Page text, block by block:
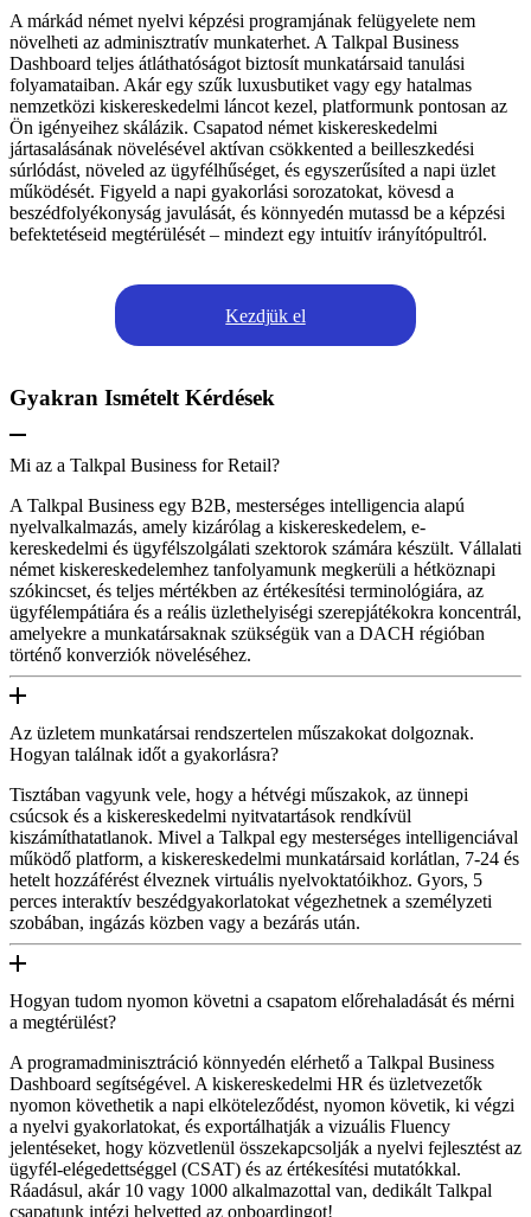
A márkád német nyelvi képzési programjának felügyelete nem
növelheti az adminisztratív munkaterhet. A Talkpal Business
Dashboard teljes átláthatóságot biztosít munkatársaid tanulási
folyamataiban. Akár egy szűk luxusbutiket vagy egy hatalmas
nemzetközi kiskereskedelmi láncot kezel, platformunk pontosan az
Ön igényeihez skálázik. Csapatod német kiskereskedelmi
jártasalásának növelésével aktívan csökkented a beilleszkedési
súrlódást, növeled az ügyfélhűséget, és egyszerűsíted a napi üzlet
működését. Figyeld a napi gyakorlási sorozatokat, kövesd a
beszédfolyékonyság javulását, és könnyedén mutassd be a képzési
befektetéseid megtérülését – mindezt egy intuitív irányítópultról.
Kezdjük el
Gyakran Ismételt Kérdések
Mi az a Talkpal Business for Retail?
A Talkpal Business egy B2B, mesterséges intelligencia alapú
nyelvalkalmazás, amely kizárólag a kiskereskedelem, e-
kereskedelmi és ügyfélszolgálati szektorok számára készült. Vállalati
német kiskereskedelemhez tanfolyamunk megkerüli a hétköznapi
szókincset, és teljes mértékben az értékesítési terminológiára, az
ügyfélempátiára és a reális üzlethelyiségi szerepjátékokra koncentrál,
amelyekre a munkatársaknak szükségük van a DACH régióban
történő konverziók növeléséhez.
Az üzletem munkatársai rendszertelen műszakokat dolgoznak.
Hogyan találnak időt a gyakorlásra?
Tisztában vagyunk vele, hogy a hétvégi műszakok, az ünnepi
csúcsok és a kiskereskedelmi nyitvatartások rendkívül
kiszámíthatatlanok. Mivel a Talkpal egy mesterséges intelligenciával
működő platform, a kiskereskedelmi munkatársaid korlátlan, 7-24 és
hetelt hozzáférést élveznek virtuális nyelvoktatóikhoz. Gyors, 5
perces interaktív beszédgyakorlatokat végezhetnek a személyzeti
szobában, ingázás közben vagy a bezárás után.
Hogyan tudom nyomon követni a csapatom előrehaladását és mérni
a megtérülést?
A programadminisztráció könnyedén elérhető a Talkpal Business
Dashboard segítségével. A kiskereskedelmi HR és üzletvezetők
nyomon követhetik a napi elköteleződést, nyomon követik, ki végzi
a nyelvi gyakorlatokat, és exportálhatják a vizuális Fluency
jelentéseket, hogy közvetlenül összekapcsolják a nyelvi fejlesztést az
ügyfél-elégedettséggel (CSAT) és az értékesítési mutatókkal.
Ráadásul, akár 10 vagy 1000 alkalmazottal van, dedikált Talkpal
csapatunk intézi helyetted az onboardingot!